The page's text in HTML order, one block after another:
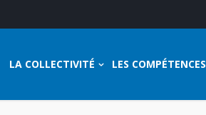
LA COLLECTIVITÉ LES COMPÉTENCES